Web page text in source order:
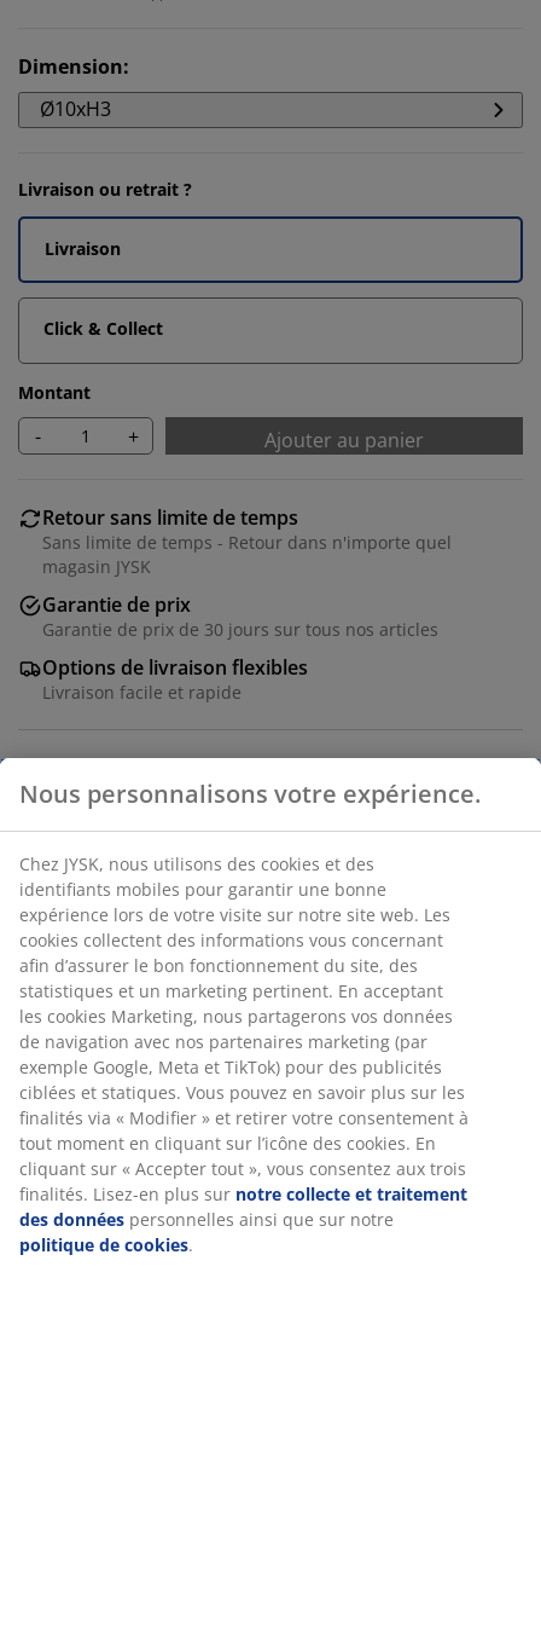
Dimension:
Ø10xH3
Livraison ou retrait ?
Livraison
Click & Collect
Montant
- + Ajouter au panier
Retour sans limite de temps
Sans limite de temps - Retour dans n'importe quel
magasin JYSK
Garantie de prix
Garantie de prix de 30 jours sur tous nos articles
Options de livraison flexibles
Livraison facile et rapide
Bol en porcelaine avec un charmant motif floral
RÉFÉRENCE: 4912566
Caractéristiques
Notes
(7)
Livraison
Nous personnalisons votre expérience.
Chez JYSK, nous utilisons des cookies et des identifiants
mobiles pour garantir une bonne expérience lors de votre
visite sur notre site web. Les cookies collectent des
informations vous concernant afin d’assurer le bon
fonctionnement du site, des statistiques et un marketing
pertinent. En acceptant les cookies Marketing, nous
partagerons vos données de navigation avec nos
partenaires marketing (par exemple Google, Meta et
TikTok) pour des publicités ciblées et statiques. Vous
pouvez en savoir plus sur les finalités via « Modifier » et
retirer votre consentement à tout moment en cliquant sur
l’icône des cookies. En cliquant sur « Accepter tout », vous